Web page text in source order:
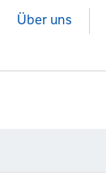
Über uns